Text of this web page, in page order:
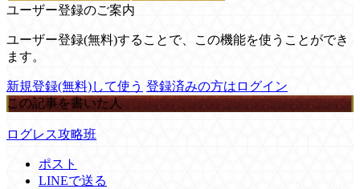
ユーザー登録のご案内
ユーザー登録(無料)することで、この機能を使うことができ
ます。
新規登録(無料)して使う 登録済みの方はログイン
この記事を書いた人
ログレス攻略班
ポスト
LINEで送る